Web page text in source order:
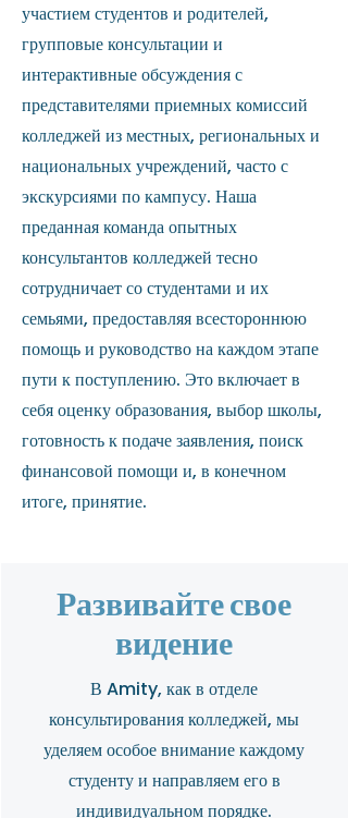
участием студентов и родителей,
групповые консультации и
интерактивные обсуждения с
представителями приемных комиссий
колледжей из местных, региональных и
национальных учреждений, часто с
экскурсиями по кампусу. Наша
преданная команда опытных
консультантов колледжей тесно
сотрудничает со студентами и их
семьями, предоставляя всестороннюю
помощь и руководство на каждом этапе
пути к поступлению. Это включает в
себя оценку образования, выбор школы,
готовность к подаче заявления, поиск
финансовой помощи и, в конечном
итоге, принятие.
Развивайте свое
видение
В Amity, как в отделе
консультирования колледжей, мы
уделяем особое внимание каждому
студенту и направляем его в
индивидуальном порядке.